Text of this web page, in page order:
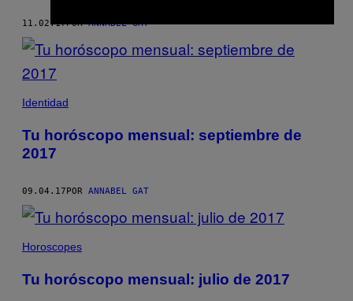
11.02.17PORANNABEL GAT
Identidad
Tu horóscopo mensual: septiembre de
2017
09.04.17POR ANNABEL GAT
Horoscopes
Tu horóscopo mensual: julio de 2017